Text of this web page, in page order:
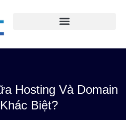
Hosting Và Domain
Biệt?